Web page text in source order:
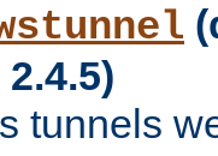
tunnels